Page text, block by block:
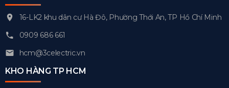
16-LK2 khu dân cư Hà Đô, Phường Thới An, TP Hồ Chí Minh
0909 686 661
hcm@3celectric.vn
KHO HÀNG TP HCM